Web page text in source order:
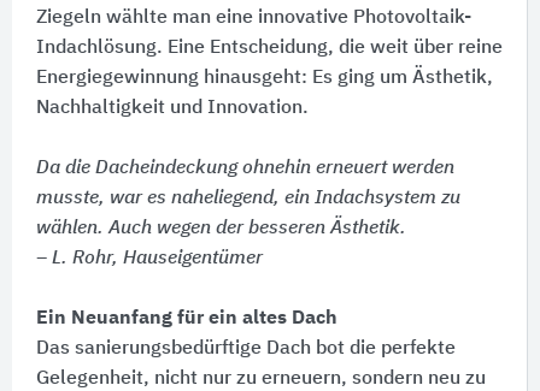
Ziegeln wählte man eine innovative Photovoltaik-
Indachlösung. Eine Entscheidung, die weit über reine
Energiegewinnung hinausgeht:​ Es ging um Ästhetik,
Nachhaltigkeit und Innovation.
Da die Dacheindeckung ohnehin erneuert werden
musste, war es naheliegend, ein Indachsystem zu
wählen. Auch wegen der besseren Ästhetik.
– L. Rohr, Hauseigentümer
Ein Neuanfang für ein altes Dach
Das sanierungsbedürftige Dach bot die perfekte
Gelegenheit, nicht nur zu erneuern, sondern neu zu